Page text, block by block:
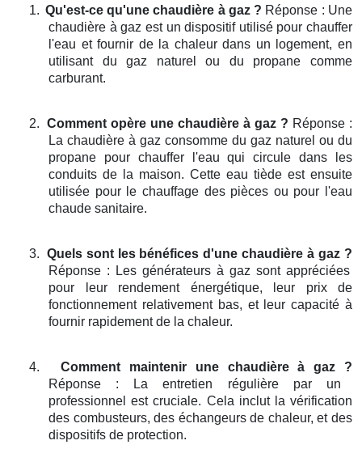
1. Qu'est-ce qu'une chaudière à gaz ? Réponse : Une
chaudière à gaz est un dispositif utilisé pour chauffer
l'eau et fournir de la chaleur dans un logement, en
utilisant du gaz naturel ou du propane comme
carburant.
2. Comment opère une chaudière à gaz ? Réponse :
La chaudière à gaz consomme du gaz naturel ou du
propane pour chauffer l'eau qui circule dans les
conduits de la maison. Cette eau tiède est ensuite
utilisée pour le chauffage des pièces ou pour l'eau
chaude sanitaire.
3. Quels sont les bénéfices d'une chaudière à gaz ?
Réponse : Les générateurs à gaz sont appréciées
pour leur rendement énergétique, leur prix de
fonctionnement relativement bas, et leur capacité à
fournir rapidement de la chaleur.
4.
Comment maintenir une chaudière à gaz ?
Réponse : La entretien régulière par un
professionnel est cruciale. Cela inclut la vérification
des combusteurs, des échangeurs de chaleur, et des
dispositifs de protection.